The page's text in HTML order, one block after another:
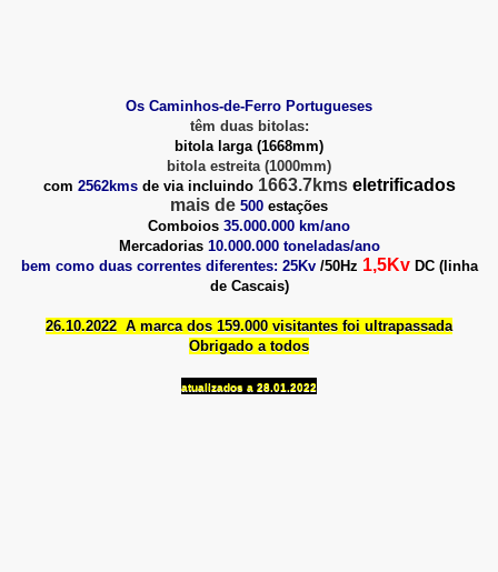
Os Caminhos-de-Ferro Portugueses
têm duas bitolas:
bitola larga (1668mm)
bitola estreita (1000mm)
com 2562kms de via incluindo1663.7kms eletrificados
mais de 500 estações
Comboios 35.000.000 km/ano
Mercadorias 10.000.000 toneladas/ano
bem como duas correntes diferentes: 25Kv /50Hz 1,5KvDC (linha
de Cascais)
26.10.2022 A marca dos 159.000 visitantes foi ultrapassada
Obrigado a todos
atualizados a 28.01.2022